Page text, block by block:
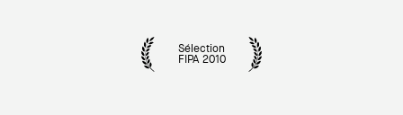
Sélection
FIPA 2010